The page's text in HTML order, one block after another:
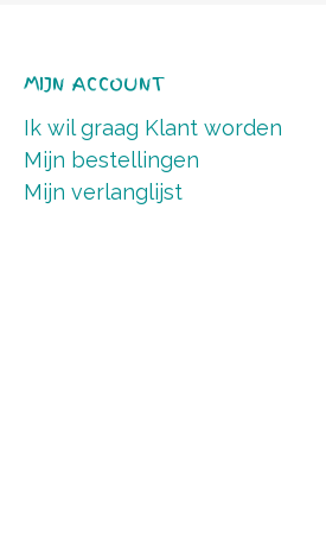
MIJN ACCOUNT
Ik wil graag Klant worden
Mijn bestellingen
Mijn verlanglijst